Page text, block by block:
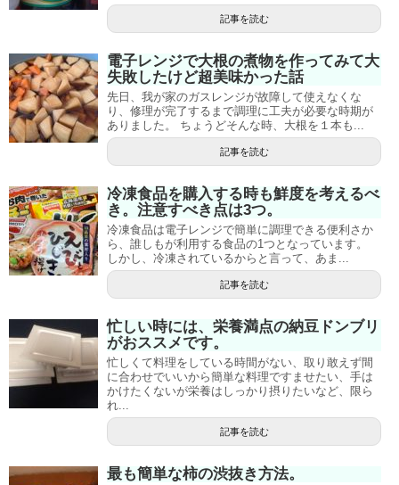
記事を読む
電子レンジで大根の煮物を作ってみて大
失敗したけど超美味かった話
先日、我が家のガスレンジが故障して使えなくな
り、修理が完了するまで調理に工夫が必要な時期が
ありました。 ちょうどそんな時、大根を１本も...
記事を読む
冷凍食品を購入する時も鮮度を考えるべ
き。注意すべき点は3つ。
冷凍食品は電子レンジで簡単に調理できる便利さか
ら、誰しもが利用する食品の1つとなっています。
しかし、冷凍されているからと言って、あま...
記事を読む
忙しい時には、栄養満点の納豆ドンブリ
がおススメです。
忙しくて料理をしている時間がない、取り敢えず間
に合わせでいいから簡単な料理ですませたい、手は
かけたくないが栄養はしっかり摂りたいなど、限ら
れ...
記事を読む
最も簡単な柿の渋抜き方法。